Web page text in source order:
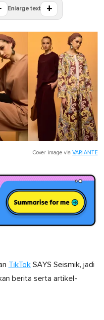
Enlarge text +
Cover image via VARIANTE
TikTok SAYS Seismik, jadi
berita serta artikel-